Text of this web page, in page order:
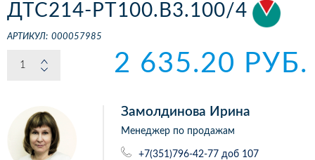
ДТС214-РТ100.В3.100/4
АРТИКУЛ: 000057985
2 635.20 РУБ.
Замолдинова Ирина
Менеджер по продажам
+7(351)796-42-77 доб 107